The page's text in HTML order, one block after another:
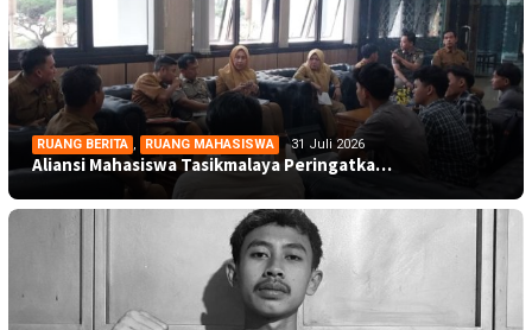
RUANG BERITA RUANG MAHASISWA 31 Juli 2026
Aliansi Mahasiswa Tasikmalaya Peringatka…